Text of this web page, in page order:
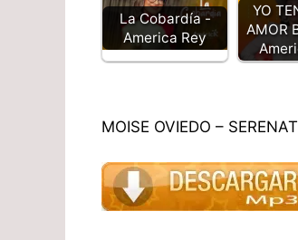
La Cobardía -
America Rey​
YO
AMOR
MOISE OVIEDO –